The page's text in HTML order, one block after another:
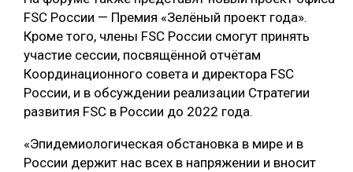
FSC России — Премия «Зелёный проект года».
Кроме того, члены FSC России смогут принять
участие сессии, посвящённой отчётам
Координационного совета и директора FSC
России, и в обсуждении реализации Стратегии
развития FSC в России до 2022 года.
«Эпидемиологическая обстановка в мире и в
России держит нас всех в напряжении и вносит